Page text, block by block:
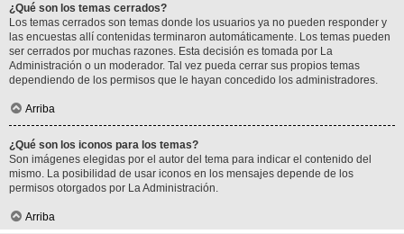
¿Qué son los temas cerrados?
Los temas cerrados son temas donde los usuarios ya no pueden responder y
las encuestas allí contenidas terminaron automáticamente. Los temas pueden
ser cerrados por muchas razones. Esta decisión es tomada por La
Administración o un moderador. Tal vez pueda cerrar sus propios temas
dependiendo de los permisos que le hayan concedido los administradores.
Arriba
¿Qué son los iconos para los temas?
Son imágenes elegidas por el autor del tema para indicar el contenido del
mismo. La posibilidad de usar iconos en los mensajes depende de los
permisos otorgados por La Administración.
Arriba